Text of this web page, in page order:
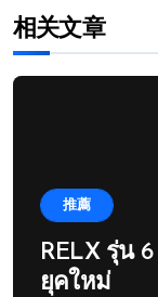
相关文章
推薦
RELX รุ่น
ยุคใหม่